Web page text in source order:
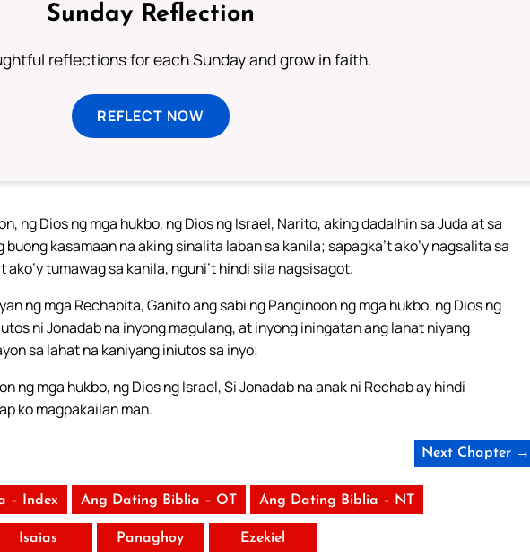
Sunday Reflection
reflections for each Sunday and grow in faith.
REFLECT NOW
ng Dios ng mga hukbo, ng Dios ng Israel, Narito, aking dadalhin sa Juda at sa
kasamaan na aking sinalita laban sa kanila; sapagka’t ako’y nagsalita sa
tumawag sa kanila, nguni’t hindi sila nagsisagot.
ng mga Rechabita, Ganito ang sabi ng Panginoon ng mga hukbo, ng Dios ng
ni Jonadab na inyong magulang, at inyong iningatan ang lahat niyang
sa lahat na kaniyang iniutos sa inyo;
ng mga hukbo, ng Dios ng Israel, Si Jonadab na anak ni Rechab ay hindi
ko magpakailan man.
Next Chapter →
– Index Ang Dating Biblia – OT Ang Dating Biblia – NT
Isaias Panaghoy Ezekiel